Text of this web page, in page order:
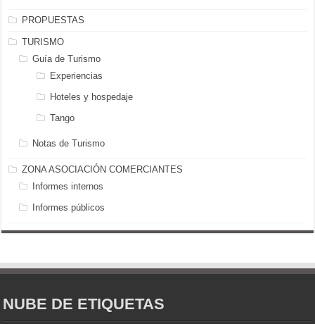
PROPUESTAS
TURISMO
Guía de Turismo
Experiencias
Hoteles y hospedaje
Tango
Notas de Turismo
ZONA ASOCIACIÓN COMERCIANTES
Informes internos
Informes públicos
NUBE DE ETIQUETAS